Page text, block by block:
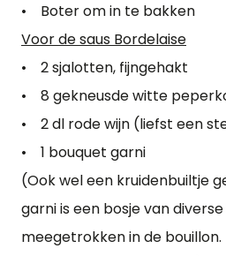
• Boter om in te bakken
Voor de saus Bordelaise
• 2 sjalotten, fijngehakt
• 8 gekneusde witte
• 2 dl rode wijn (liefst een
• 1 bouquet garni
(Ook wel een kruidenbuiltje
garni is een bosje van
meegetrokken in de